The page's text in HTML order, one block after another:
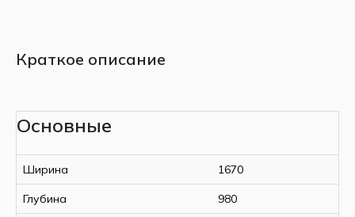
Краткое описание
Основные
Ширина 1670
Глубина 980